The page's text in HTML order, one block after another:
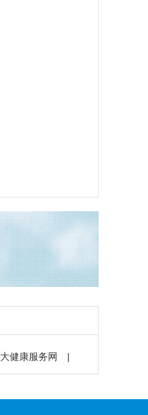
大健康服务网 |